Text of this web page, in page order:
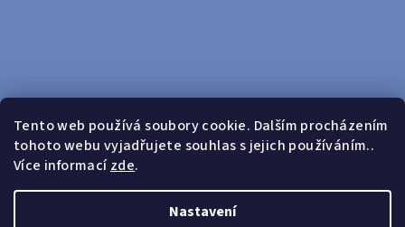
Tento web používá soubory cookie. Dalším procházením
tohoto webu vyjadřujete souhlas s jejich používáním..
Více informacízde.
Nastavení
Sledovat na Instagramu
Doprava zdarma od 599 Kč